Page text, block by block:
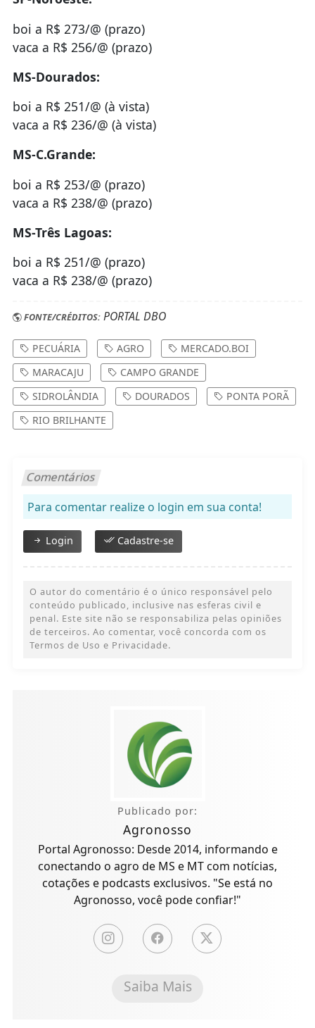
boi a R$ 273/@ (prazo)
vaca a R$ 256/@ (prazo)
MS-Dourados:
boi a R$ 251/@ (à vista)
vaca a R$ 236/@ (à vista)
MS-C.Grande:
boi a R$ 253/@ (prazo)
vaca a R$ 238/@ (prazo)
MS-Três Lagoas:
boi a R$ 251/@ (prazo)
vaca a R$ 238/@ (prazo)
FONTE/CRÉDITOS:PORTAL DBO
PECUÁRIA AGRO
MERCADO.BOI
MARACAJU
CAMPO GRANDE
SIDROLÂNDIA
DOURADOS
PONTA PORÃ
RIO BRILHANTE
Comentários
Para comentar realize o login em sua conta!
Login Cadastre-se
O autor do comentário é o único responsável pelo
conteúdo publicado, inclusive nas esferas civil e
penal. Este site não se responsabiliza pelas opiniões
de terceiros. Ao comentar, você concorda com os
Termos de Uso e Privacidade.
Publicado por:
Agronosso
Portal Agronosso: Desde 2014, informando e
conectando o agro de MS e MT com notícias,
cotações e podcasts exclusivos. "Se está no
Agronosso, você pode confiar!"
Saiba Mais